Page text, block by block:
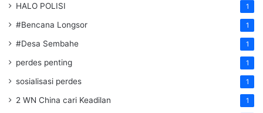
HALO POLISI 1
#Bencana Longsor 1
#Desa Sembahe 1
perdes penting 1
sosialisasi perdes 1
2 WN China cari Keadilan 1